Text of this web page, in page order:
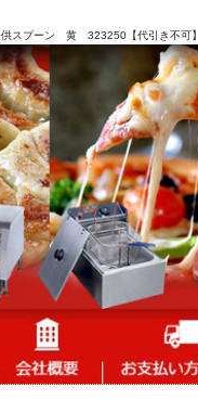
スプーン 黄 323250【代引き不可